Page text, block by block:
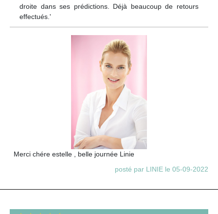
droite dans ses prédictions. Déjà beaucoup de retours
effectués.'
Merci chére estelle , belle journée Linie
posté par LINIE le 05-09-2022